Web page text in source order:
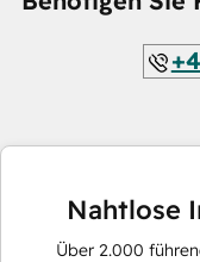
Nahtlose
Über 2.000